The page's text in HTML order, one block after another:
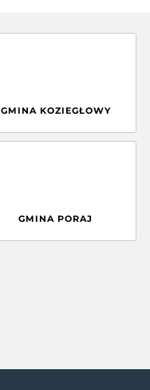
GMINA KOZIEGŁOWY
GMINA PORAJ